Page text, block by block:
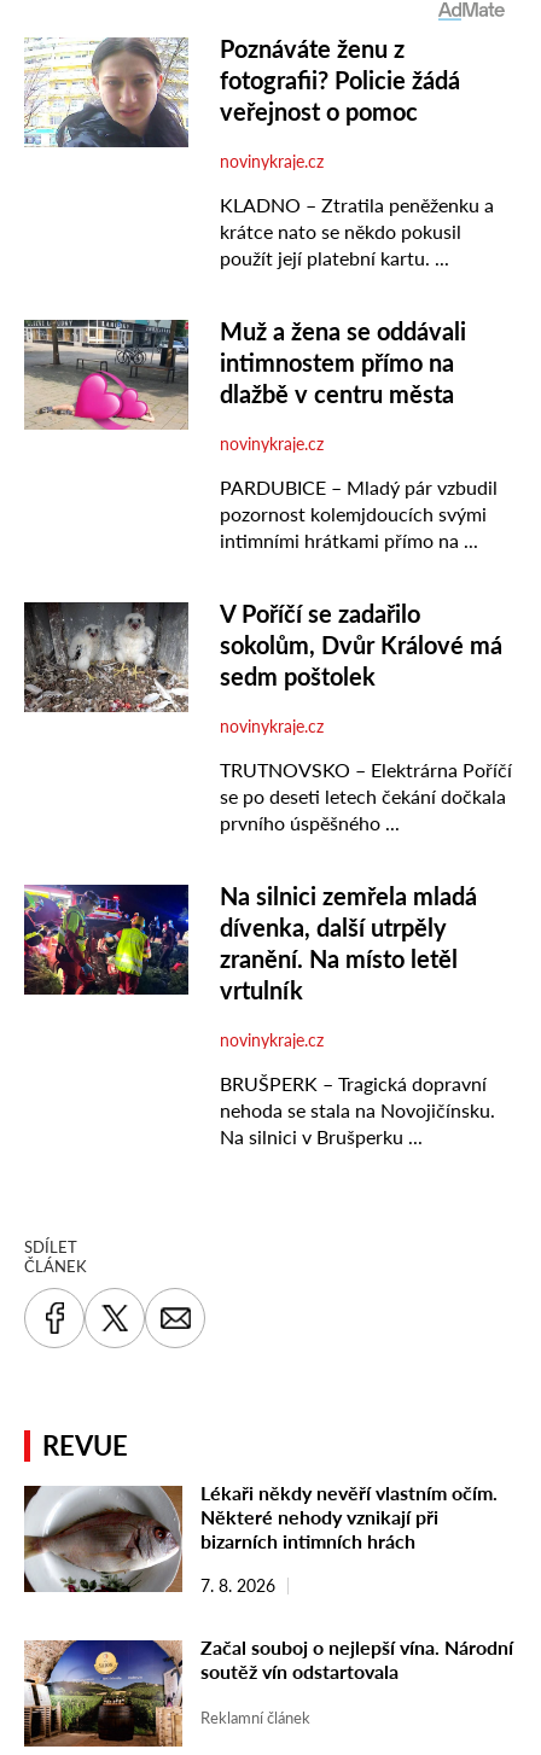
SDÍLET
ČLÁNEK
REVUE
Lékaři někdy nevěří vlastním očím.
Některé nehody vznikají při
bizarních intimních hrách
7. 8. 2026
Začal souboj o nejlepší vína. Národní
soutěž vín odstartovala
Reklamní článek